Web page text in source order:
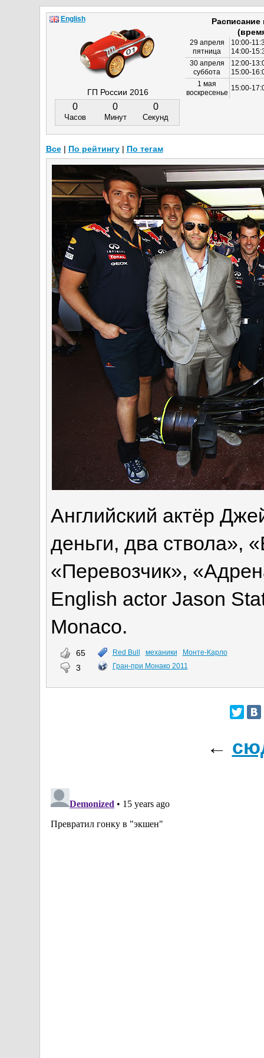
Английский актёр
деньги, два ствола»,
«Перевозчик»,
English actor Jason
Monaco.
65
3
Red Bull механики
Монте-Карло
Гран-при Монако 2011
←
ГП России 2016
0
Часов
0
Минут
0
Секунд
29 апреля
пятница
10:00-
14:00-
30 апреля
суббота
12:00-
15:00-
1 мая
воскресенье
15:00-
English
Все| По рейтингу| По тегам